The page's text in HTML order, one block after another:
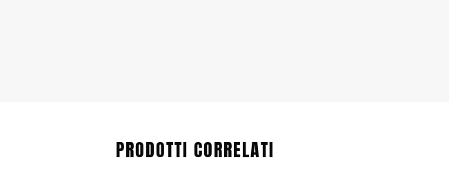
PRODOTTI CORRELATI